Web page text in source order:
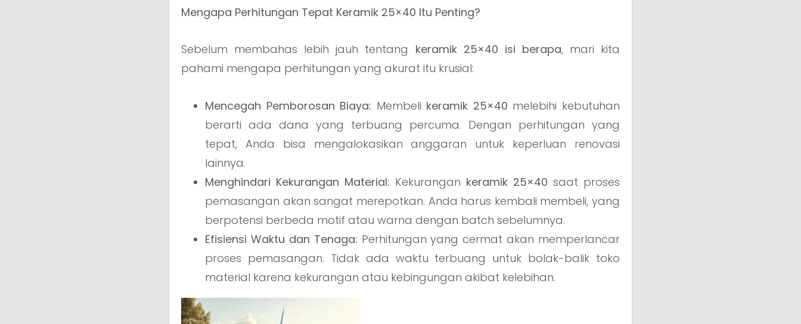
Mengapa Perhitungan Tepat Keramik 25×40 Itu Penting?
Sebelum membahas lebih jauh tentang keramik 25×40 isi berapa, mari kita
pahami mengapa perhitungan yang akurat itu krusial:
Mencegah Pemborosan Biaya: Membeli keramik 25×40 melebihi kebutuhan
berarti ada dana yang terbuang percuma. Dengan perhitungan yang
tepat, Anda bisa mengalokasikan anggaran untuk keperluan renovasi
lainnya.
Menghindari Kekurangan Material: Kekurangan keramik 25×40 saat proses
pemasangan akan sangat merepotkan. Anda harus kembali membeli, yang
berpotensi berbeda motif atau warna dengan batch sebelumnya.
Efisiensi Waktu dan Tenaga: Perhitungan yang cermat akan memperlancar
proses pemasangan. Tidak ada waktu terbuang untuk bolak-balik toko
material karena kekurangan atau kebingungan akibat kelebihan.